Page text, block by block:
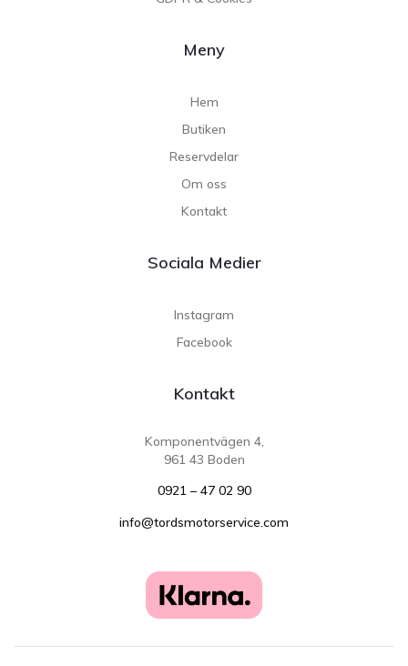
Meny
Hem
Butiken
Reservdelar
Om oss
Kontakt
Sociala Medier
Instagram
Facebook
Kontakt
Komponentvägen 4,
961 43 Boden
0921 – 47 02 90
info@tordsmotorservice.com